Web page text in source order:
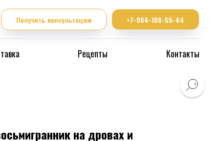
Получить консультацию +7-964-106-55-44
Рецепты Контакты
на дровах и